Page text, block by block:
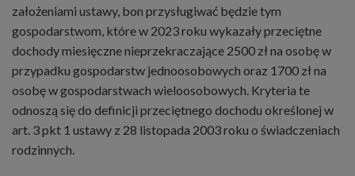
założeniami ustawy, bon przysługiwać będzie tym
gospodarstwom, które w 2023 roku wykazały przeciętne
dochody miesięczne nieprzekraczające 2500 zł na osobę w
przypadku gospodarstw jednoosobowych oraz 1700 zł na
osobę w gospodarstwach wieloosobowych. Kryteria te
odnoszą się do definicji przeciętnego dochodu określonej w
art. 3 pkt 1 ustawy z 28 listopada 2003 roku o świadczeniach
rodzinnych.